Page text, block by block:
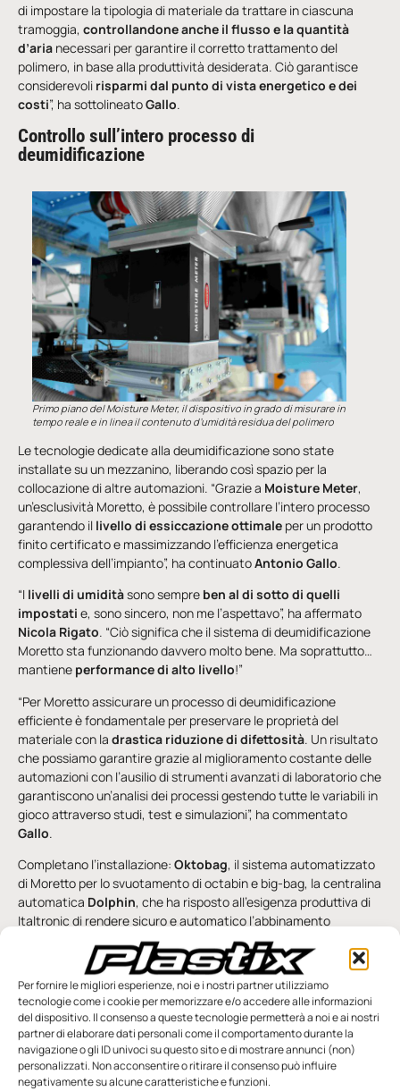
Per fornire le migliori esperienze, noi e i nostri partner utilizziamo
tecnologie come i cookie per memorizzare e/o accedere alle informazioni
del dispositivo. Il consenso a queste tecnologie permetterà a noi e ai nostri
partner di elaborare dati personali come il comportamento durante la
navigazione o gli ID univoci su questo sito e di mostrare annunci (non)
personalizzati. Non acconsentire o ritirare il consenso può influire
negativamente su alcune caratteristiche e funzioni.
di impostare la tipologia di materiale da trattare in ciascuna
tramoggia, controllandone anche il flusso e la quantità
d’aria necessari per garantire il corretto trattamento del
polimero, in base alla produttività desiderata. Ciò garantisce
considerevoli risparmi dal punto di vista energetico e dei
costi”, ha sottolineatoGallo.
Controllo sull’intero processo di
deumidificazione
Primo piano del Moisture Meter, il dispositivo in grado di misurare in
tempo reale e in linea il contenuto d’umidità residua del polimero
Le tecnologie dedicate alla deumidificazione sono state
installate su un mezzanino, liberando così spazio per la
collocazione di altre automazioni. “Grazie a Moisture Meter,
un’esclusività Moretto, è possibile controllare l’intero processo
garantendo il livello di essiccazione ottimale per un prodotto
finito certificato e massimizzando l’efficienza energetica
complessiva dell’impianto”, ha continuatoAntonio Gallo.
“I livelli di umiditàsono sempre ben al di sotto di quelli
impostati e, sono sincero, non me l’aspettavo”, ha affermato
Nicola Rigato. “Ciò significa che il sistema di deumidificazione
Moretto sta funzionando davvero molto bene. Ma soprattutto…
mantiene performance di alto livello!”
“Per Moretto assicurare un processo di deumidificazione
efficiente è fondamentale per preservare le proprietà del
materiale con la drastica riduzione di difettosità. Un risultato
che possiamo garantire grazie al miglioramento costante delle
automazioni con l’ausilio di strumenti avanzati di laboratorio che
garantiscono un’analisi dei processi gestendo tutte le variabili in
gioco attraverso studi, test e simulazioni”, ha commentato
Gallo.
Completano l’installazione: Oktobag, il sistema automatizzato
di Moretto per lo svuotamento di octabin e big-bag, la centralina
automatica Dolphin, che ha risposto all’esigenza produttiva di
Italtronic di rendere sicuro e automatico l’abbinamento
materiale-macchina, e igranulatori
per il recupero delle
materozze e di qualche pezzo difettoso a fianco macchina.
Materiale
che, dopo la granulazione, vienereimmesso (in
percentuale) nel processo produttivoconsiderando le
normative vigenti.
Dalla completa automazione del granulo plastico
alla supervisione del processo